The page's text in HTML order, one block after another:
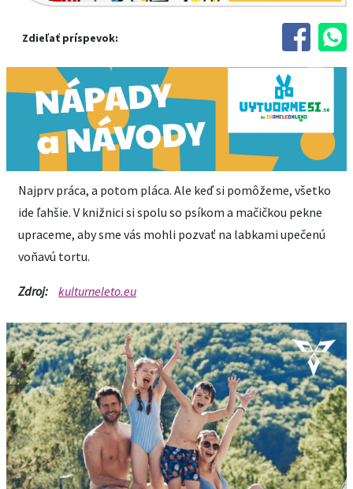
Zdieľať príspevok:
Najprv práca, a potom pláca. Ale keď si pomôžeme, všetko
ide ľahšie. V knižnici si spolu so psíkom a mačičkou pekne
upraceme, aby sme vás mohli pozvať na labkami upečenú
voňavú tortu.
Zdroj: kulturneleto.eu